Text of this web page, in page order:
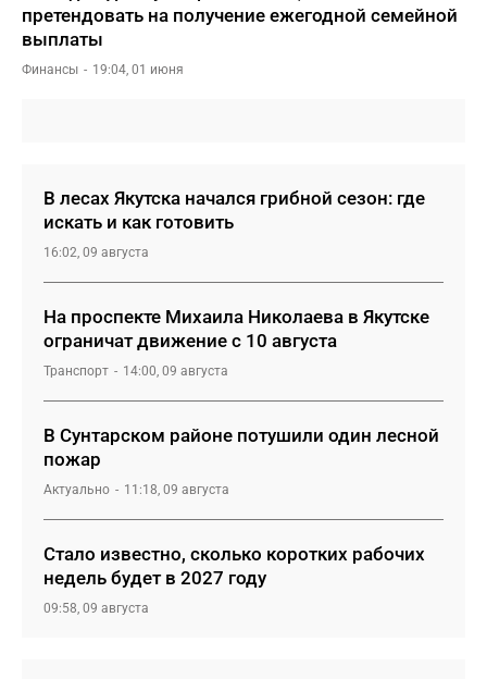
претендовать на получение ежегодной семейной
выплаты
Финансы 19:04, 01 июня
В лесах Якутска начался грибной сезон: где
искать и как готовить
16:02, 09 августа
На проспекте Михаила Николаева в Якутске
ограничат движение с 10 августа
Транспорт 14:00, 09 августа
В Сунтарском районе потушили один лесной
пожар
Актуально 11:18, 09 августа
Стало известно, сколько коротких рабочих
недель будет в 2027 году
09:58, 09 августа